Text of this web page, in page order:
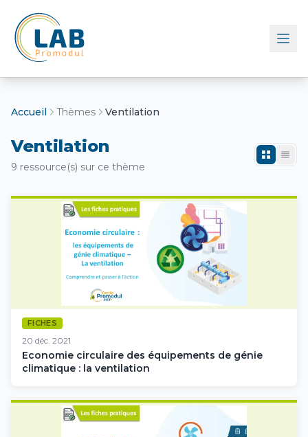
Retour à l'accueil
Accueil Thèmes Ventilation
Ventilation
9 ressource(s) sur ce thème
FICHES
20 déc. 2021
Economie circulaire des équipements de génie
climatique : la ventilation